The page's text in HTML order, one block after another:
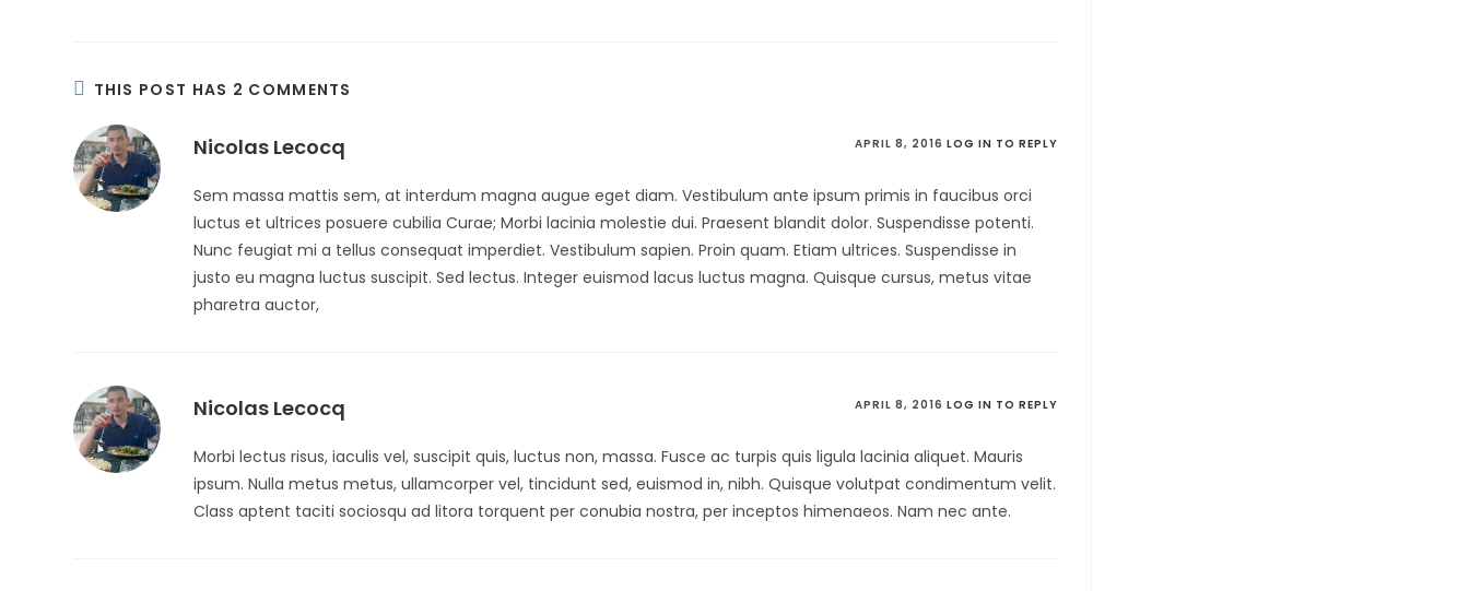
THIS POST HAS 2 COMMENTS
Nicolas Lecocq APRIL 8, 2016 LOG IN TO REPLY
Sem massa mattis sem, at interdum magna augue eget diam. Vestibulum ante ipsum primis in faucibus orci
luctus et ultrices posuere cubilia Curae; Morbi lacinia molestie dui. Praesent blandit dolor. Suspendisse potenti.
Nunc feugiat mi a tellus consequat imperdiet. Vestibulum sapien. Proin quam. Etiam ultrices. Suspendisse in
justo eu magna luctus suscipit. Sed lectus. Integer euismod lacus luctus magna. Quisque cursus, metus vitae
pharetra auctor,
Nicolas Lecocq APRIL 8, 2016 LOG IN TO REPLY
Morbi lectus risus, iaculis vel, suscipit quis, luctus non, massa. Fusce ac turpis quis ligula lacinia aliquet. Mauris
ipsum. Nulla metus metus, ullamcorper vel, tincidunt sed, euismod in, nibh. Quisque volutpat condimentum velit.
Class aptent taciti sociosqu ad litora torquent per conubia nostra, per inceptos himenaeos. Nam nec ante.